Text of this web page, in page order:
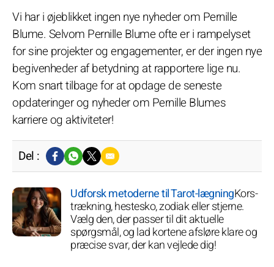
Vi har i øjeblikket ingen nye nyheder om Pernille
Blume. Selvom Pernille Blume ofte er i rampelyset
for sine projekter og engagementer, er der ingen nye
begivenheder af betydning at rapportere lige nu.
Kom snart tilbage for at opdage de seneste
opdateringer og nyheder om Pernille Blumes
karriere og aktiviteter!
Del :
Udforsk metoderne til Tarot-lægningKors-
trækning, hestesko, zodiak eller stjerne.
Vælg den, der passer til dit aktuelle
spørgsmål, og lad kortene afsløre klare og
præcise svar, der kan vejlede dig!